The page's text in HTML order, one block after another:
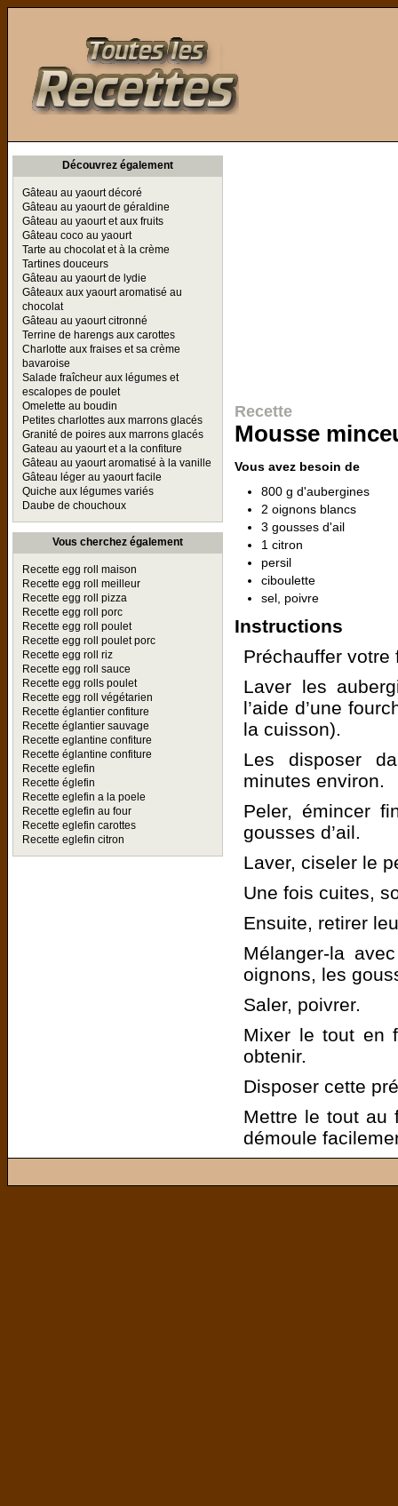
Découvrez également
Gâteau au yaourt décoré
Gâteau au yaourt de géraldine
Gâteau au yaourt et aux fruits
Gâteau coco au yaourt
Tarte au chocolat et à la crème
Tartines douceurs
Gâteau au yaourt de lydie
Gâteaux aux yaourt aromatisé au
chocolat
Gâteau au yaourt citronné
Terrine de harengs aux carottes
Charlotte aux fraises et sa crème
bavaroise
Salade fraîcheur aux légumes et
escalopes de poulet
Omelette au boudin
Petites charlottes aux marrons glacés
Granité de poires aux marrons glacés
Gateau au yaourt et a la confiture
Gâteau au yaourt aromatisé à la vanille
Gâteau léger au yaourt facile
Quiche aux légumes variés
Daube de chouchoux
Vous cherchez également
Recette egg roll maison
Recette egg roll meilleur
Recette egg roll pizza
Recette egg roll porc
Recette egg roll poulet
Recette egg roll poulet porc
Recette egg roll riz
Recette egg roll sauce
Recette egg rolls poulet
Recette egg roll végétarien
Recette églantier confiture
Recette églantier sauvage
Recette eglantine confiture
Recette églantine confiture
Recette eglefin
Recette églefin
Recette eglefin a la poele
Recette eglefin au four
Recette eglefin carottes
Recette eglefin citron
Recette
Mousse
Vous avez besoin de
800 g d'aubergines
2 oignons blancs
3 gousses d'ail
1 citron
persil
ciboulette
sel, poivre
Instructions
Préchauffer votre
Laver les
l’aide d’une
la cuisson).
Les disposer
minutes environ.
Peler, émincer
gousses d’ail.
Laver, ciseler le
Une fois cuites,
Ensuite, retirer
Mélanger-la
oignons, les
Saler, poivrer.
Mixer le tout en
obtenir.
Disposer cette
Mettre le tout au
démoule